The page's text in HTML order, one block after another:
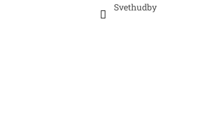
Svethudby